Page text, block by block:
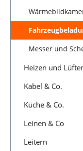
Messer und
Heizen und
Kabel & Co.
Küche & Co.
Leinen & Co
Leitern